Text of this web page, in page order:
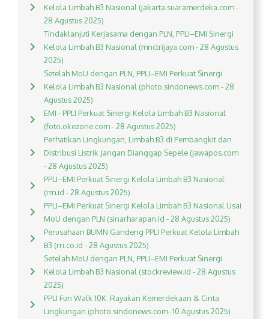
Kelola Limbah B3 Nasional (jakarta.suaramerdeka.com -
28 Agustus 2025)
Tindaklanjuti Kerjasama dengan PLN, PPLI–EMI Sinergi
Kelola Limbah B3 Nasional (mnctrijaya.com - 28 Agustus
2025)
Setelah MoU dengan PLN, PPLI–EMI Perkuat Sinergi
Kelola Limbah B3 Nasional (photo.sindonews.com - 28
Agustus 2025)
EMI - PPLI Perkuat Sinergi Kelola Limbah B3 Nasional
(foto.okezone.com - 28 Agustus 2025)
Perhatikan Lingkungan, Limbah B3 di Pembangkit dan
Distribusi Listrik Jangan Dianggap Sepele (jawapos.com
- 28 Agustus 2025)
PPLI–EMI Perkuat Sinergi Kelola Limbah B3 Nasional
(rm.id - 28 Agustus 2025)
PPLI–EMI Perkuat Sinergi Kelola Limbah B3 Nasional Usai
MoU dengan PLN (sinarharapan.id - 28 Agustus 2025)
Perusahaan BUMN Gandeng PPLI Perkuat Kelola Limbah
B3 (rri.co.id - 28 Agustus 2025)
Setelah MoU dengan PLN, PPLI–EMI Perkuat Sinergi
Kelola Limbah B3 Nasional (stockreview.id - 28 Agustus
2025)
PPLI Fun Walk 10K: Rayakan Kemerdekaan & Cinta
Lingkungan (photo.sindonews.com- 10 Agustus 2025)